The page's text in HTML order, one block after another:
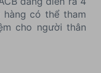
có thể tham
cho người thân